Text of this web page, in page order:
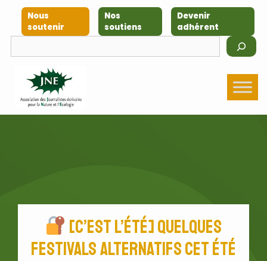
Nous
soutenir
Nos
soutiens
Devenir
adhérent
[C’est l’été] Quelques
festivals alternatifs cet été